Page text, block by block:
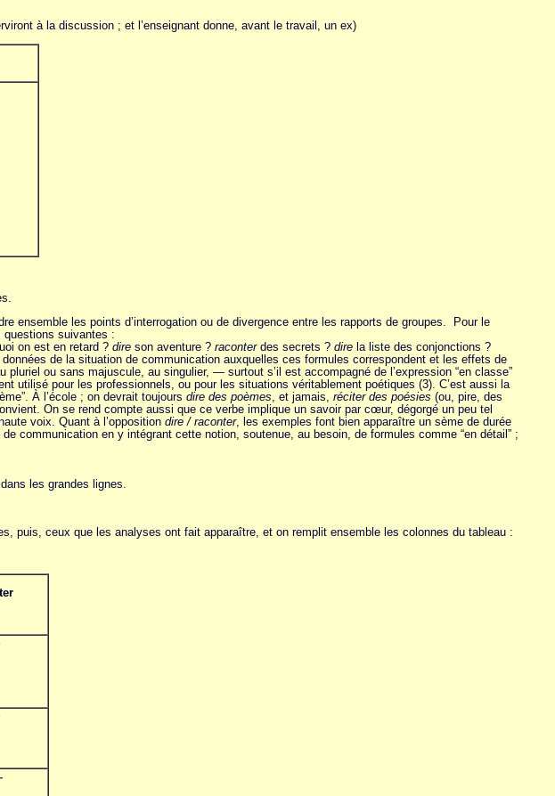
à la discussion ; et l’enseignant donne, avant le travail, un ex)
ensemble les points d’interrogation ou de divergence entre les rapports de groupes. Pour le
suivantes :
on est en retard ? direson aventure ? raconter des secrets ? dire la liste des conjonctions ?
de la situation de communication auxquelles ces formules correspondent et les effets de
pluriel ou sans majuscule, au singulier, — surtout s’il est accompagné de l’expression “en classe”
utilisé pour les professionnels, ou pour les situations véritablement poétiques (3). C’est aussi la
À l’école ; on devrait toujours dire des poèmes , et jamais, réciter des poésies (ou, pire, des
On se rend compte aussi que ce verbe implique un savoir par cœur, dégorgé un peu tel
voix. Quant à l’opposition dire / raconter, les exemples font bien apparaître un sème de durée
communication en y intégrant cette notion, soutenue, au besoin, de formules comme “en détail” ;
les grandes lignes.
puis, ceux que les analyses ont fait apparaître, et on remplit ensemble les colonnes du tableau :